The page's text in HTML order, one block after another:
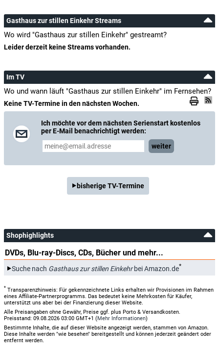
Gasthaus zur stillen Einkehr Streams
Wo wird "Gasthaus zur stillen Einkehr" gestreamt?
Leider derzeit keine Streams vorhanden.
Im TV
Wo und wann läuft "Gasthaus zur stillen Einkehr" im Fernsehen?
Keine TV-Termine in den nächsten Wochen.
Ich möchte vor dem nächsten Serienstart kostenlos
per E-Mail benachrichtigt werden:
weiter
bisherige TV-Termine
Shophighlights
DVDs, Blu-ray-Discs, CDs, Bücher und mehr...
Suche nach Gasthaus zur stillen Einkehrbei Amazon.de*
* Transparenzhinweis: Für gekennzeichnete Links erhalten wir Provisionen im Rahmen
eines Affiliate-Partnerprogramms. Das bedeutet keine Mehrkosten für Käufer,
unterstützt uns aber bei der Finanzierung dieser Website.
Alle Preisangaben ohne Gewähr, Preise ggf. plus Porto & Versandkosten.
Preisstand: 09.08.2026 03:00 GMT+1 (Mehr Informationen)
Bestimmte Inhalte, die auf dieser Website angezeigt werden, stammen von Amazon.
Diese Inhalte werden "wie besehen" bereitgestellt und können jederzeit geändert oder
entfernt werden.